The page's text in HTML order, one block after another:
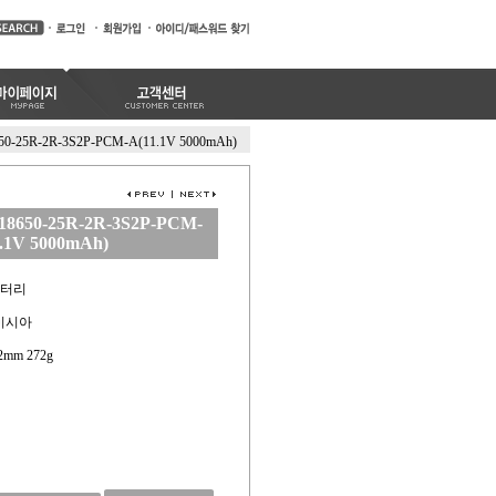
25R-2R-3S2P-PCM-A(11.1V 5000mAh)
25R-2R-3S2P-PCM-
5000mAh)
리
시아
272g